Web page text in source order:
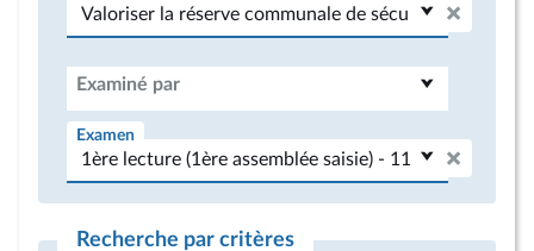
Examiné par
Examen
Recherche par critères